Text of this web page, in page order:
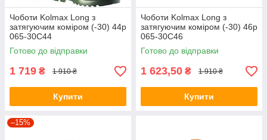
Чоботи Kolmax Long з
затягуючим коміром (-30) 44р
065-30С44
Готово до відправки
1 719 ₴ 1 910 ₴
Купити
Чоботи Kolmax Long з
затягуючим коміром (-30) 46р
065-30С46
Готово до відправки
1 623,50 ₴ 1 910 ₴
Купити
–15%